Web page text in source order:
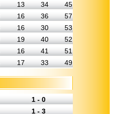
13 34
45
16 36
57
16 30
53
19 40
52
16 41
51
17 33 49
1 - 0
1 - 3